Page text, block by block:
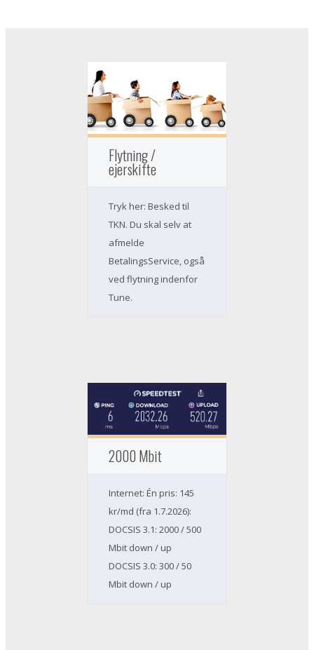
Flytning /
ejerskifte
Tryk her: Besked til
TKN. Du skal selv at
afmelde
BetalingsService, også
ved flytning indenfor
Tune.
2000 Mbit
Internet: Én pris: 145
kr/md (fra 1.7.2026):
DOCSIS 3.1: 2000 / 500
Mbit down / up
DOCSIS 3.0: 300 / 50
Mbit down / up